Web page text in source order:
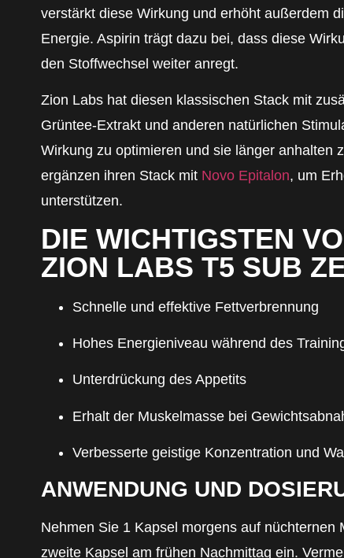
verstärkt diese Wirkung und erhöht außerdem
Energie. Aspirin trägt dazu bei, dass diese
den Stoffwechsel weiter anregt.
Zion Labs hat diesen klassischen Stack mit
Grüntee-Extrakt und anderen natürlichen
Wirkung zu optimieren und sie länger anhalten
ergänzen ihren Stack mit Novo Epitalon, um
unterstützen.
DIE WICHTIGSTEN
ZION LABS T5 SUB
Schnelle und effektive Fettverbrennung
Hohes Energieniveau während des
Unterdrückung des Appetits
Erhalt der Muskelmasse bei
Verbesserte geistige Konzentration und
ANWENDUNG UND
Nehmen Sie 1 Kapsel morgens auf nüchternen
zweite Kapsel am frühen Nachmittag ein.